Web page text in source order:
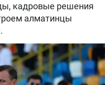
кадровые решения
алматинцы